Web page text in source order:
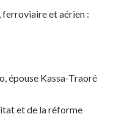
et aérien :
épouse Kassa-Traoré
et de la réforme